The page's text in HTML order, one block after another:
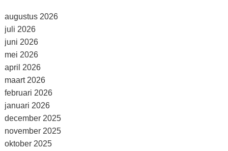
augustus 2026
juli 2026
juni 2026
mei 2026
april 2026
maart 2026
februari 2026
januari 2026
december 2025
november 2025
oktober 2025